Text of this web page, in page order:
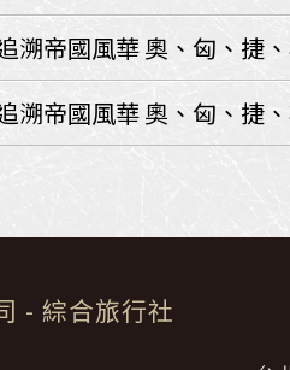
首爾‧華城
楓紅雪嶽南怡島
東南亞
泰國MiniTour 富
溯帝國風華 奧、匈、捷
溯帝國風華 奧、匈、捷
- 綜合旅行社